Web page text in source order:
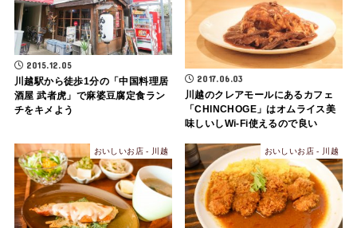
2015.12.05
川越駅から徒歩1分の「中国料理居
酒屋 武者虎」で麻婆豆腐定食ラン
チをキメよう
2017.06.03
川越のクレアモールにあるカフェ
「CHINCHOGE」はオムライス美
味しいしWi-Fi使えるので良い
おいしいお店 - 川越 おいしいお店 - 川越